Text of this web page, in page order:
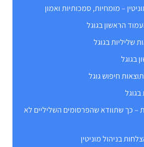
– מומחיות, סמכותיות ואמון
הראשון בגוגל
שליליות בגוגל
בגוגל
חיפוש גוגל
– כך שתוודא שהפרסומים השליליים לא
בניהול מוניטין